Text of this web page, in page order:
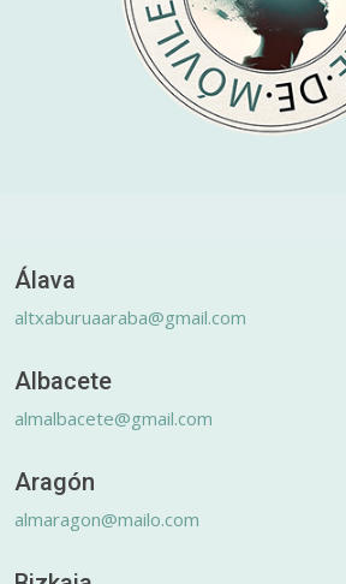
Álava
altxaburuaaraba@gmail.com
Albacete
almalbacete@gmail.com
Aragón
almaragon@mailo.com